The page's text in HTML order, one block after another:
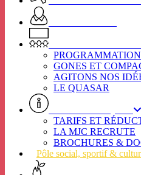
GONES ET
AGITONS NOS
LE QUASAR
TARIFS ET
LA MJC RECRUTE
BROCHURES &
Pôle social, sportif &